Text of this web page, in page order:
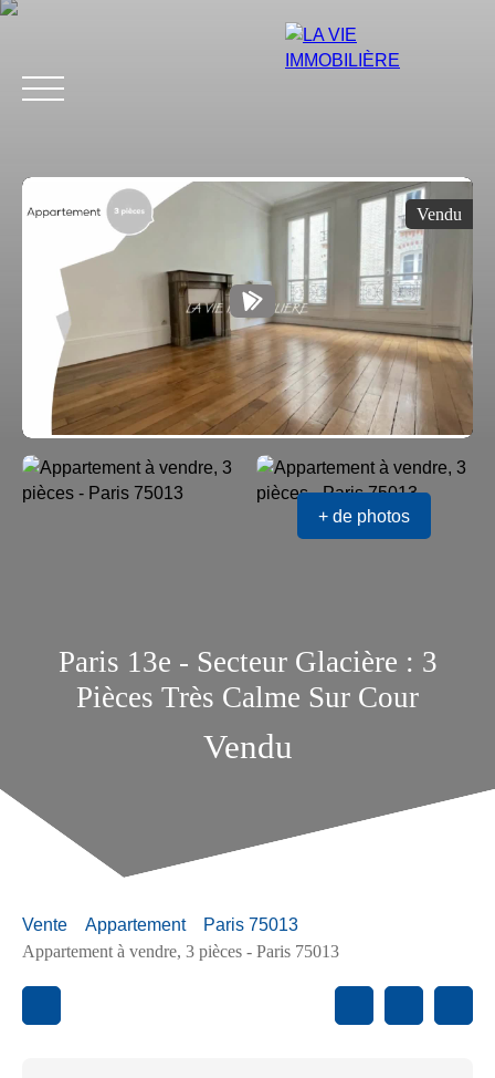
Estimation Acheter Vendre Louer Avis Blog
Estimation
Vendu
+ de photos
Paris 13e - Secteur Glacière : 3
Pièces Très Calme Sur Cour
Vendu
Vente Appartement
Paris 75013
Appartement à vendre, 3 pièces - Paris 75013